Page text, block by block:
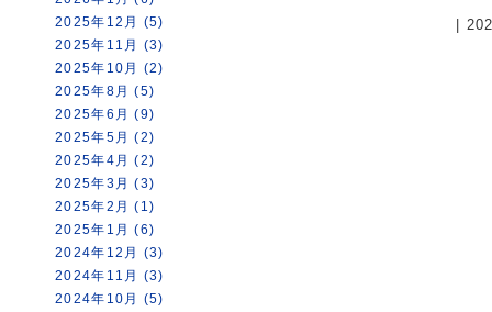
2025年12月 (5)
2025年11月 (3)
2025年10月 (2)
2025年8月 (5)
2025年6月 (9)
2025年5月 (2)
2025年4月 (2)
2025年3月 (3)
2025年2月 (1)
2025年1月 (6)
2024年12月 (3)
2024年11月 (3)
2024年10月 (5)
|